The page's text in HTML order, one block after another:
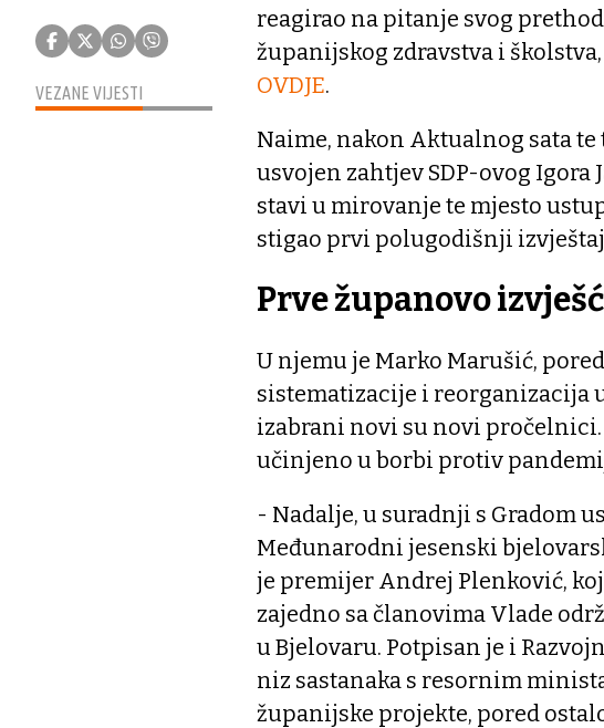
VEZANE VIJESTI
reagirao na pitanje svog
županijskog zdravstva i
OVDJE.
Naime, nakon Aktualnog sata
usvojen zahtjev SDP-ovog Igora
stavi u mirovanje te mjesto
stigao prvi polugodišnji
Prve županovo
U njemu je Marko Marušić,
sistematizacije i reorganizacija
izabrani novi su novi pročelnici.
učinjeno u borbi protiv
- Nadalje, u suradnji s Gradom
Međunarodni jesenski
je premijer Andrej Plenković,
zajedno sa članovima Vlade
u Bjelovaru. Potpisan je i
niz sastanaka s resornim
županijske projekte, pored